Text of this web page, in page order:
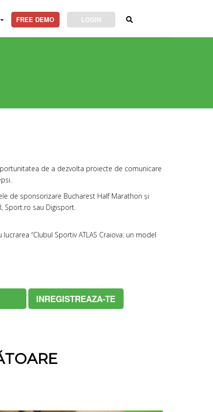
FREE DEMO LOGIN
de a dezvolta proiecte de comunicare
de sponsorizare Bucharest Half Marathon și
Sport.ro sau Digisport.
“Clubul Sportiv ATLAS Craiova: un model
INREGISTREAZA-TE